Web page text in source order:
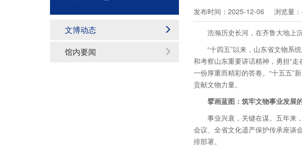
文博动态
馆内要闻
发布时间：2025-12-06 浏览量
浩瀚历史长河，在齐鲁大地上
“十四五”以来，山东省文物系
和考察山东重要讲话精神，勇担“
一份厚重而精彩的答卷。“十五五”
贡献文物力量。
擘画蓝图：筑牢文物事业发展
事业兴衰，关键在谋。五年来
会议、全省文化遗产保护传承座谈
排部署。